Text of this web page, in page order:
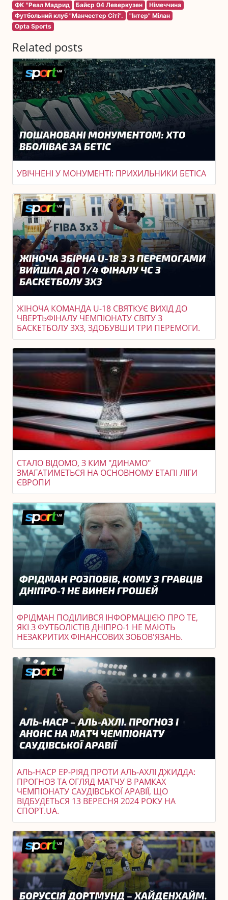
ФК "Реал Мадрид
Байєр 04 Леверкузен
Німеччина
Футбольний клуб "Манчестер Сіті".
"Інтер" Мілан
Opta Sports
Related posts
УВІЧНЕНІ У МОНУМЕНТІ: ПРИХИЛЬНИКИ БЕТІСА
ЖІНОЧА КОМАНДА U-18 СВЯТКУЄ ВИХІД ДО
ЧВЕРТЬФІНАЛУ ЧЕМПІОНАТУ СВІТУ З
БАСКЕТБОЛУ 3X3, ЗДОБУВШИ ТРИ ПЕРЕМОГИ.
СТАЛО ВІДОМО, З КИМ "ДИНАМО"
ЗМАГАТИМЕТЬСЯ НА ОСНОВНОМУ ЕТАПІ ЛІГИ
ЄВРОПИ
ФРІДМАН ПОДІЛИВСЯ ІНФОРМАЦІЄЮ ПРО ТЕ,
ЯКІ З ФУТБОЛІСТІВ ДНІПРО-1 НЕ МАЮТЬ
НЕЗАКРИТИХ ФІНАНСОВИХ ЗОБОВ'ЯЗАНЬ.
АЛЬ-НАСР ЕР-РІЯД ПРОТИ АЛЬ-АХЛІ ДЖИДДА:
ПРОГНОЗ ТА ОГЛЯД МАТЧУ В РАМКАХ
ЧЕМПІОНАТУ САУДІВСЬКОЇ АРАВІЇ, ЩО
ВІДБУДЕТЬСЯ 13 ВЕРЕСНЯ 2024 РОКУ НА
СПОРТ.UA.